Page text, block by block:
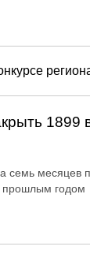
1899
семь месяцев
прошлым годом